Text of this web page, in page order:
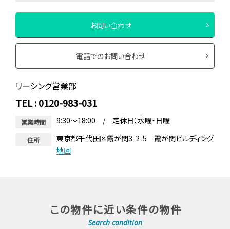
お問い合わせ
電話でのお問い合わせ
リーシング営業部
TEL : 0120-983-031
営業時間 9:30～18:00 / 定休日：水曜・日曜
住所
東京都千代田区霞が関3-2-5 霞が関ビルディング
地図
この物件に近い条件の物件
Search condition